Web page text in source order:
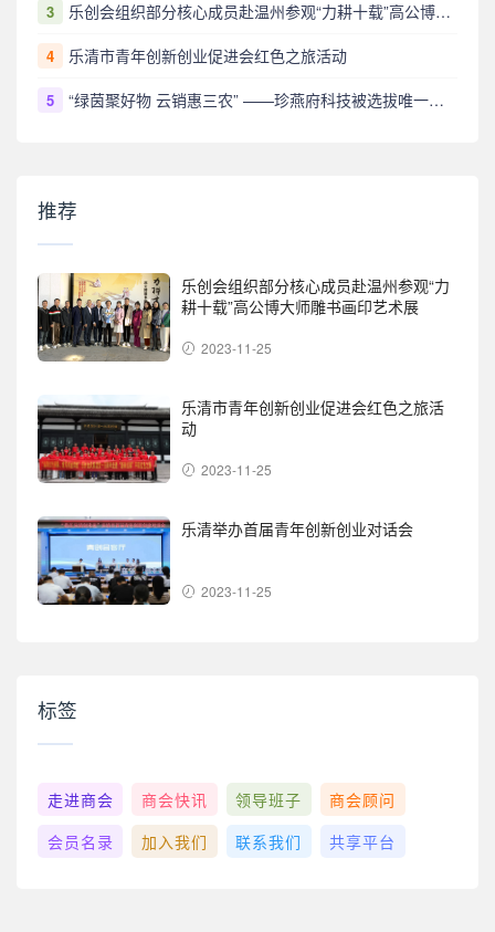
3 乐创会组织部分核心成员赴温州参观“力耕十载”高公博大师雕书画印艺术展
4 乐清市青年创新创业促进会红色之旅活动
5 “绿茵聚好物 云销惠三农” ——珍燕府科技被选拔唯一代表参展省电商苏品苏货苏超供销专场
推荐
乐创会组织部分核心成员赴温州参观“力
耕十载”高公博大师雕书画印艺术展
2023-11-25
乐清市青年创新创业促进会红色之旅活
动
2023-11-25
乐清举办首届青年创新创业对话会
2023-11-25
标签
走进商会 商会快讯 领导班子
商会顾问
会员名录
加入我们 联系我们 共享平台